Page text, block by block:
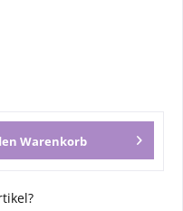
Warenkorb